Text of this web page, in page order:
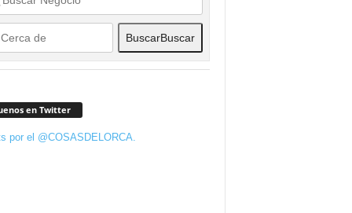
BuscarBuscar
en Twitter
por el @COSASDELORCA.